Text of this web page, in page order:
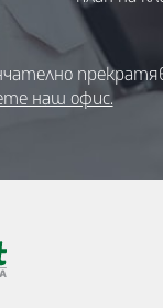
наш офис.